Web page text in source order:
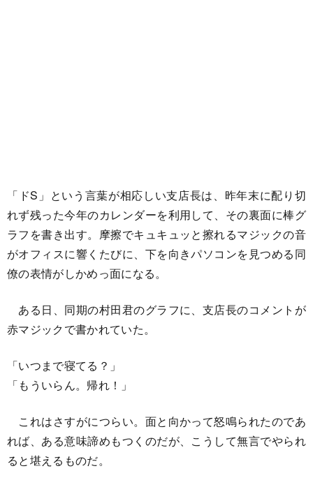
「ドS」という言葉が相応しい支店長は、昨年末に配り切
れず残った今年のカレンダーを利用して、その裏面に棒グ
ラフを書き出す。摩擦でキュキュッと擦れるマジックの音
がオフィスに響くたびに、下を向きパソコンを見つめる同
僚の表情がしかめっ面になる。
ある日、同期の村田君のグラフに、支店長のコメントが
赤マジックで書かれていた。
「いつまで寝てる？」
「もういらん。帰れ！」
これはさすがにつらい。面と向かって怒鳴られたのであ
れば、ある意味諦めもつくのだが、こうして無言でやられ
ると堪えるものだ。